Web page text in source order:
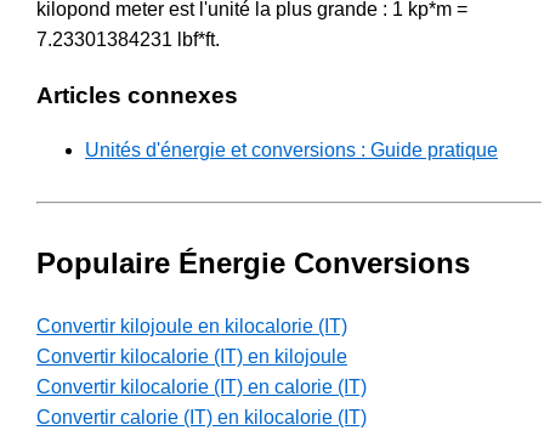
kilopond meter est l'unité la plus grande : 1 kp*m =
7.23301384231 lbf*ft.
Articles connexes
Unités d'énergie et conversions : Guide pratique
Populaire Énergie Conversions
Convertir kilojoule en kilocalorie (IT)
Convertir kilocalorie (IT) en kilojoule
Convertir kilocalorie (IT) en calorie (IT)
Convertir calorie (IT) en kilocalorie (IT)